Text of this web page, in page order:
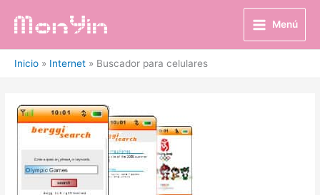
Menú
Inicio Internet Buscador para celulares